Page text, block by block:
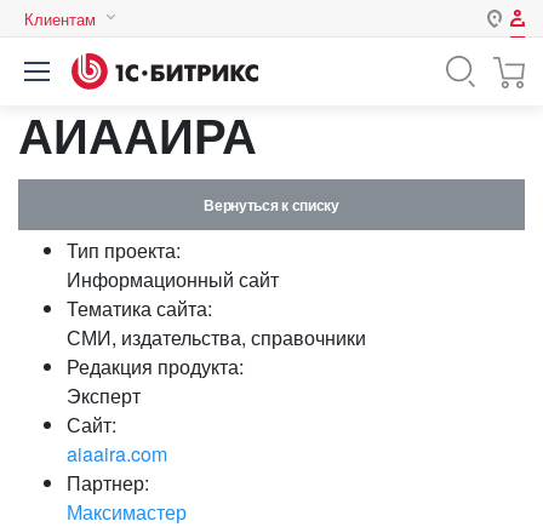
Клиентам
Авторизация
Нет аккаунта?
Логин
Пароль
Запомнить меня на этом
АИААИРА
Вернуться к списку
Тип проекта:
Информационный сайт
Тематика сайта:
СМИ, издательства, справочники
Редакция продукта:
Эксперт
Сайт:
aiaaira.com
Партнер:
Максимастер